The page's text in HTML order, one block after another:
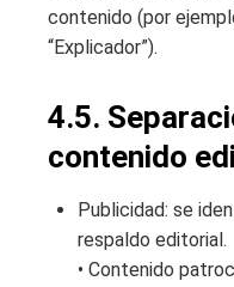
contenido (por
“Explicador”).
4.5.
contenido
Publicidad: se
respaldo editorial.
• Contenido